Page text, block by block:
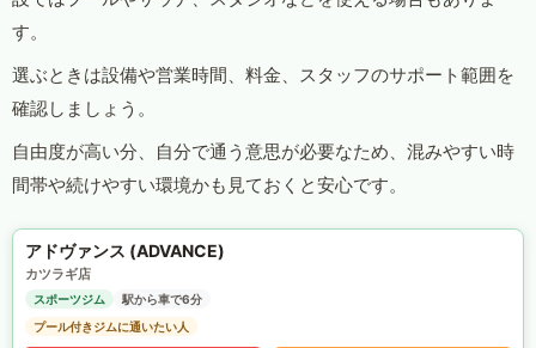
す。
選ぶときは設備や営業時間、料金、スタッフのサポート範囲を
確認しましょう。
自由度が高い分、自分で通う意思が必要なため、混みやすい時
間帯や続けやすい環境かも見ておくと安心です。
アドヴァンス (ADVANCE)
カツラギ店
スポーツジム
駅から車で6分
プール付きジムに通いたい人